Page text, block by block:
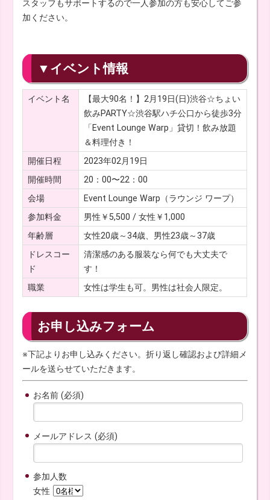
スタッフもサポートするので一人参加の方も安心してご参
加ください。
▼イベント情報
イベント名
【最大90名！】2月19日(日)渋谷☆ちょい
飲みPARTY☆渋谷駅ハチ公口から徒歩3分
「Event Lounge Warp」貸切！飲み放題
＆料理付き！
開催日程
2023年02月19日
開催時間
20：00〜22：00
会場
Event Lounge Warp（ラウンジ ワープ）
参加料金
男性￥5,500 / 女性￥1,000
年齢層
女性20歳～34歳、男性23歳～37歳
ドレスコー
ド
清潔感のある服装なら何でも大丈夫で
す！
職業
女性は学生も可。男性は社会人限定。
お申し込みフォーム
※下記よりお申し込みください。折り返し確認および詳細メ
ールを送らせていただきます。
お名前 (必須)
メールアドレス (必須)
参加人数
女性